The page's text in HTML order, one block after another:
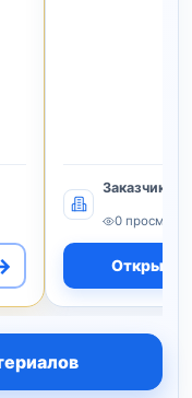
Заказчик
0
Открыть